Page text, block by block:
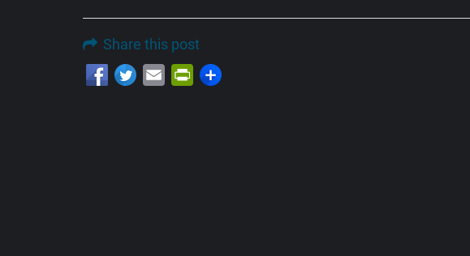
Share this post
Email PrintFriendly